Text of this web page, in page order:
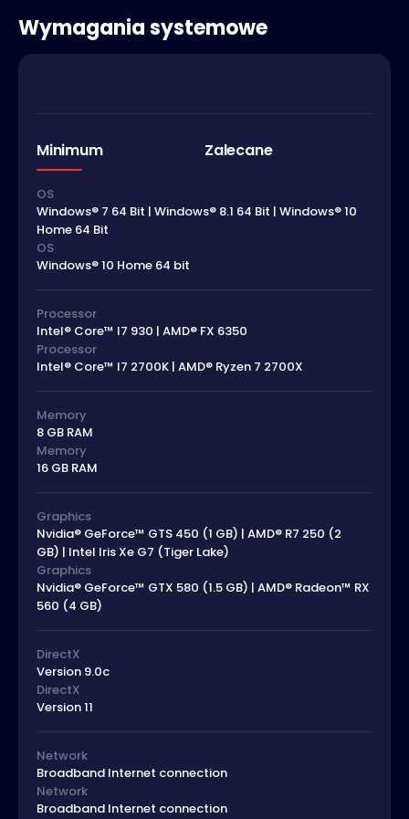
Wymagania systemowe
Minimum Zalecane
OS
Windows® 7 64 Bit | Windows® 8.1 64 Bit | Windows® 10
Home 64 Bit
OS
Windows® 10 Home 64 bit
Processor
Intel® Core™ I7 930 | AMD® FX 6350
Processor
Intel® Core™ I7 2700K | AMD® Ryzen 7 2700X
Memory
8 GB RAM
Memory
16 GB RAM
Graphics
Nvidia® GeForce™ GTS 450 (1 GB) | AMD® R7 250 (2
GB) | Intel Iris Xe G7 (Tiger Lake)
Graphics
Nvidia® GeForce™ GTX 580 (1.5 GB) | AMD® Radeon™ RX
560 (4 GB)
DirectX
Version 9.0c
DirectX
Version 11
Network
Broadband Internet connection
Network
Broadband Internet connection